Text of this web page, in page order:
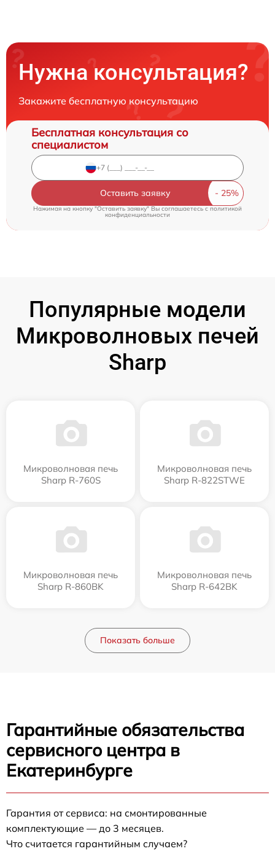
Нужна консультация?
Закажите бесплатную консультацию
Бесплатная консультация со
специалистом
Оставить заявку
Нажимая на кнопку "Оставить заявку" Вы соглашаетесь cполитикой
конфиденциальности
Популярные модели
Микроволновых печей
Sharp
Микроволновая печь
Sharp R-760S
Микроволновая печь
Sharp R-822STWE
Микроволновая печь
Sharp R-860BK
Микроволновая печь
Sharp R-642BK
Показать больше
Гарантийные обязательства
сервисного центра в
Екатеринбурге
Гарантия от сервиса: на смонтированные
комплектующие — до 3 месяцев.
Что считается гарантийным случаем?